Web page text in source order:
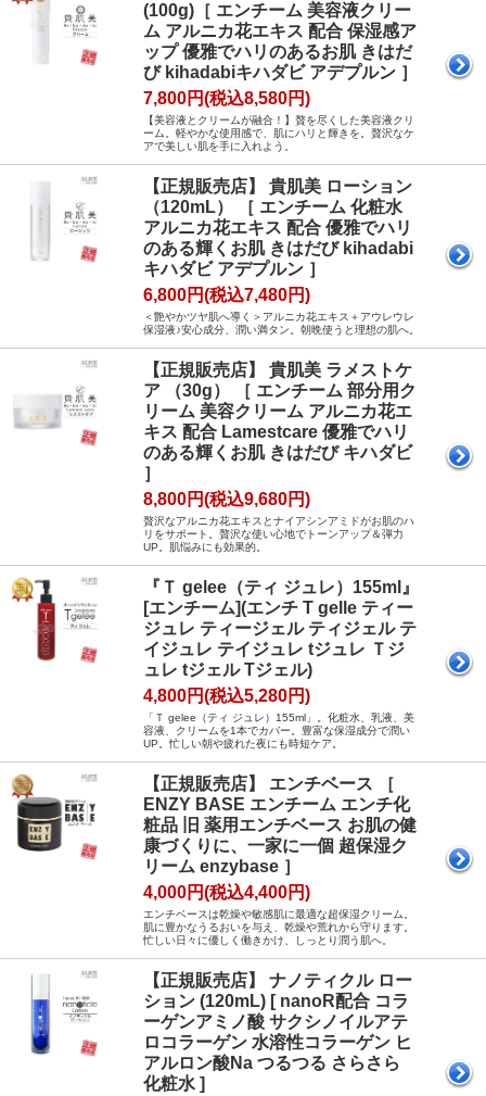
(100g)［ エンチーム 美容液クリー
ム アルニカ花エキス 配合 保湿感ア
ップ 優雅でハリのあるお肌 きはだ
び kihadabiキハダビ アデプルン ］
7,800円(税込8,580円)
【美容液とクリームが融合！】贅を尽くした美容液クリ
ーム。軽やかな使用感で、肌にハリと輝きを。贅沢なケ
アで美しい肌を手に入れよう。
【正規販売店】 貴肌美 ローション
（120mL） ［ エンチーム 化粧水
アルニカ花エキス 配合 優雅でハリ
のある輝くお肌 きはだび kihadabi
キハダビ アデプルン ］
6,800円(税込7,480円)
＜艶やかツヤ肌へ導く＞アルニカ花エキス＋アウレウレ
保湿液♪安心成分、潤い満タン。朝晩使うと理想の肌へ。
【正規販売店】 貴肌美 ラメストケ
ア （30g） ［ エンチーム 部分用ク
リーム 美容クリーム アルニカ花エ
キス 配合 Lamestcare 優雅でハリ
のある輝くお肌 きはだび キハダビ
］
8,800円(税込9,680円)
贅沢なアルニカ花エキスとナイアシンアミドがお肌のハ
リをサポート。贅沢な使い心地でトーンアップ＆弾力
UP。肌悩みにも効果的。
『Ｔ gelee（ティ ジュレ）155ml』
[エンチーム](エンチ T gelle ティー
ジュレ ティージェル ティジェル テ
イジュレ テイジュレ tジュレ Ｔジ
ュレ tジェル Tジェル)
4,800円(税込5,280円)
「Ｔ gelee（ティ ジュレ）155ml」。化粧水、乳液、美
容液、クリームを1本でカバー。豊富な保湿成分で潤い
UP。忙しい朝や疲れた夜にも時短ケア。
【正規販売店】 エンチベース ［
ENZY BASE エンチーム エンチ化
粧品 旧 薬用エンチベース お肌の健
康づくりに、一家に一個 超保湿ク
リーム enzybase ］
4,000円(税込4,400円)
エンチベースは乾燥や敏感肌に最適な超保湿クリーム。
肌に豊かなうるおいを与え、乾燥や荒れから守ります。
忙しい日々に優しく働きかけ、しっとり潤う肌へ。
【正規販売店】 ナノティクル ロー
ション (120mL) [ nanoR配合 コラ
ーゲンアミノ酸 サクシノイルアテ
ロコラーゲン 水溶性コラーゲン ヒ
アルロン酸Na つるつる さらさら
化粧水 ]